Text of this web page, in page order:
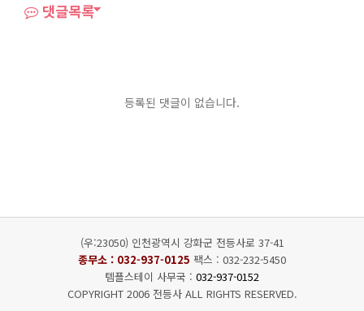
댓글목록
등록된 댓글이 없습니다.
(우:23050) 인천광역시 강화군 전등사로 37-41
종무소 : 032-937-0125 팩스 : 032-232-5450
템플스테이 사무국 : 032-937-0152
COPYRIGHT 2006 전등사 ALL RIGHTS RESERVED.